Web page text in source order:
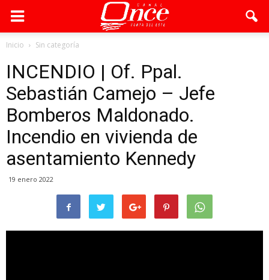
Inicio Sin categoría
INCENDIO | Of. Ppal.
Sebastián Camejo – Jefe
Bomberos Maldonado.
Incendio en vivienda de
asentamiento Kennedy
19 enero 2022